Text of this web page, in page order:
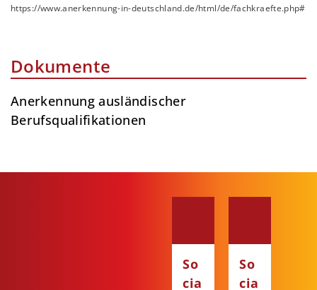
https://www.anerkennung-in-deutschland.de/html/de/fachkraefte.php#
Dokumente
Anerkennung ausländischer
Berufsqualifikationen
So
cia
So
cia